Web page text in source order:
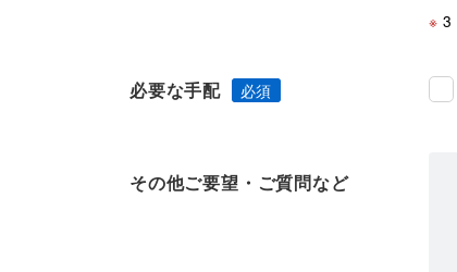
※ 3
必要な手配
その他ご要望・ご質問など